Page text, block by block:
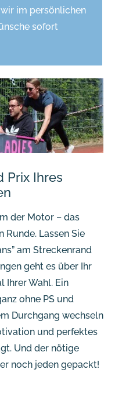
im persönlichen
sofort
Prix Ihres
der Motor – das
Runde. Lassen Sie
am Streckenrand
geht es über Ihr
Ihrer Wahl. Ein
ohne PS und
Durchgang wechseln
und perfektes
Und der nötige
noch jeden gepackt!